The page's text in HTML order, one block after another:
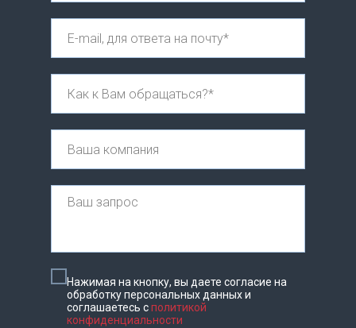
Нажимая на кнопку, вы даете согласие на
обработку персональных данных и
соглашаетесь cполитикой
конфиденциальности